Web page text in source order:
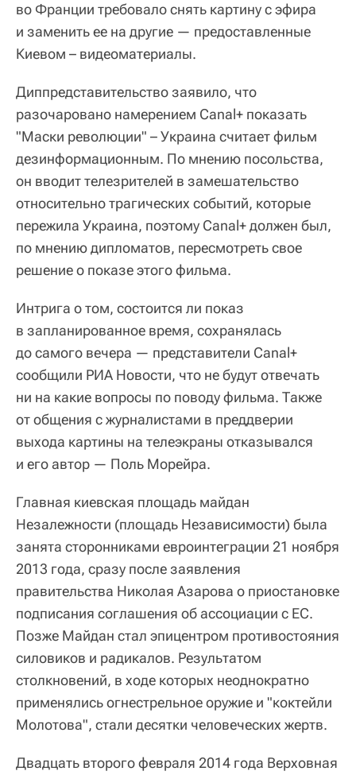
во Франции требовало снять картину с эфира
и заменить ее на другие — предоставленные
Киевом – видеоматериалы.
Диппредставительство заявило, что
разочаровано намерением Canal+ показать
"Маски революции" – Украина считает фильм
дезинформационным. По мнению посольства,
он вводит телезрителей в замешательство
относительно трагических событий, которые
пережила Украина, поэтому Canal+ должен был,
по мнению дипломатов, пересмотреть свое
решение о показе этого фильма.
Интрига о том, состоится ли показ
в запланированное время, сохранялась
до самого вечера — представители Canal+
сообщили РИА Новости, что не будут отвечать
ни на какие вопросы по поводу фильма. Также
от общения с журналистами в преддверии
выхода картины на телеэкраны отказывался
и его автор — Поль Морейра.
Главная киевская площадь майдан
Незалежности (площадь Независимости) была
занята сторонниками евроинтеграции 21 ноября
2013 года, сразу после заявления
правительства Николая Азарова о приостановке
подписания соглашения об ассоциации с ЕС.
Позже Майдан стал эпицентром противостояния
силовиков и радикалов. Результатом
столкновений, в ходе которых неоднократно
применялись огнестрельное оружие и "коктейли
Молотова", стали десятки человеческих жертв.
Двадцать второго февраля 2014 года Верховная